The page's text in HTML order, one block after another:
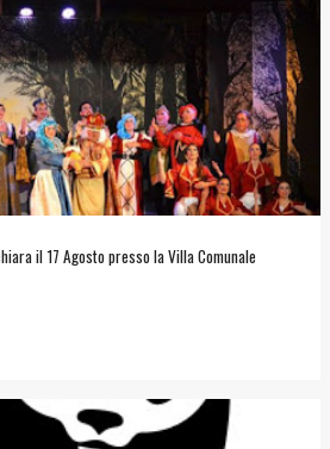
il 17 Agosto presso la Villa Comunale